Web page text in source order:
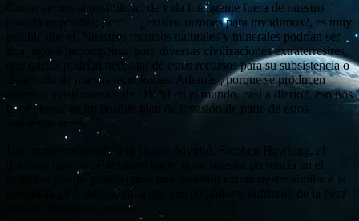
Como vemos la posibilidad de vida inteligente fuera de nuestro
planeta es posible; pero… ¿existen razones para invadirnos?, es muy
posible que sí. Nuestros recursos naturales y minerales podrían ser
una jugosa ‘recompensa’ para diversas civilizaciones extraterrestres,
que quizás podrían necesitar de estos recursos para su subsistencia o
desarrollo de nuevas tecnologías. Además ¿porque se producen
diversos avistamientos de OVNI en el mundo, casi a diario?, eso nos
hace pensar en un posible plan de invasión de parte de estos
supuestos seres.
Una mente extraordinaria ya nos advirtió, Stephen Hawking, al
decirnos que no deberiamos hacer notar nuestra presencia en el
universo porque podría darse una invasión extraterrestre similar a la
conquista de América, en la que sus pobladores sufrieron de la peor
manera las consecuencias.